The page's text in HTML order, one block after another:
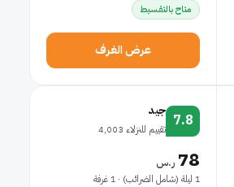
متاح بالتقسيط
عرض الغرف
7.8
جيد
تقييم للنزلاء 4,003
78 ر.س
1 ليلة (شامل الضرائب) · 1 غرفة